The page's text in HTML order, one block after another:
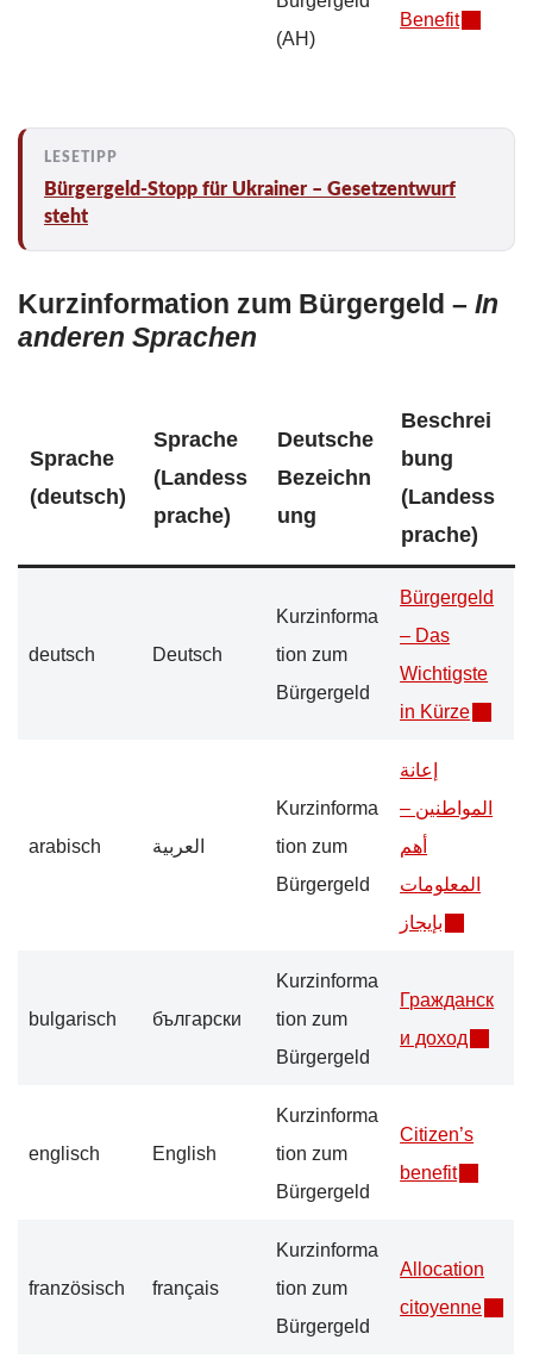
(AH)
Benefit
Bürgergeld-Stopp für Ukrainer – Gesetzentwurf
steht
Kurzinformation zum Bürgergeld – In
anderen Sprachen
Sprache
(deutsch)
Sprache
(Landess
prache)
Deutsche
Bezeichn
ung
Beschrei
bung
(Landess
prache)
deutsch Deutsch
Kurzinforma
tion zum
Bürgergeld
Bürgergeld
– Das
Wichtigste
in Kürze
arabisch العربية
Kurzinforma
tion zum
Bürgergeld
إعانة
المواطنين –
أهم
المعلومات
بإيجاز
bulgarisch български
Kurzinforma
tion zum
Bürgergeld
Гражданск
и доход
englisch English
Kurzinforma
tion zum
Bürgergeld
Citizen’s
benefit
französisch français
Kurzinforma
tion zum
Bürgergeld
Allocation
citoyenne